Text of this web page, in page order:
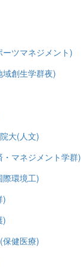
ーツマネジメント)
創生学群夜)
大(人文)
マネジメント学群)
環境工)
)
)
健医療)